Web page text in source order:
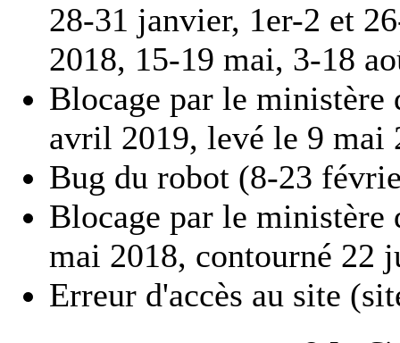
28-31 janvier, 1er-2 et
2018, 15-19 mai, 3-18
Blocage par le
avril 2019, levé le 9 mai
Bug du robot (8-23
Blocage par le
mai 2018, contourné 22
Erreur d'accès au site